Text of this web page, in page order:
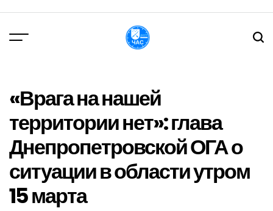
вмісту
«Врага на нашей
территории нет»: глава
Днепропетровской ОГА о
ситуации в области утром
15 марта